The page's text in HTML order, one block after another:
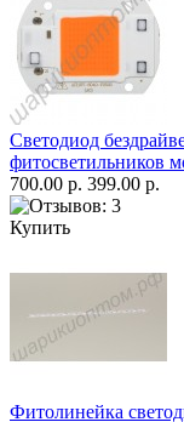
Светодиод
фитосветильников
700.00 р. 399.00 р.
Купить
Фитолинейка